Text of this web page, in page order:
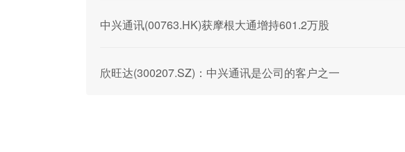
中兴通讯(00763.HK)获摩根大通增持601.2万股
欣旺达(300207.SZ)：中兴通讯是公司的客户之一